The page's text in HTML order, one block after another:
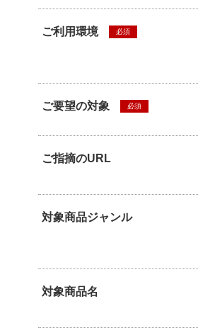
ご利用環境 必須
ご要望の対象 必須
ご指摘のURL
対象商品ジャンル
対象商品名